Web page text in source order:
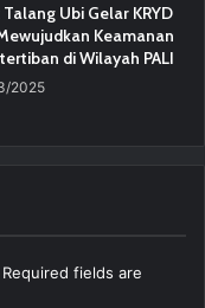
Ubi Gelar KRYD
Keamanan
di Wilayah PALI
2025
Required fields are